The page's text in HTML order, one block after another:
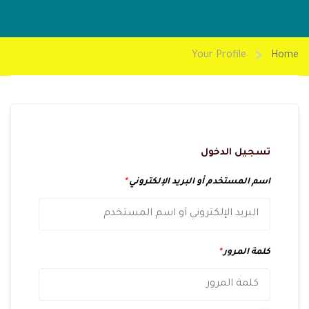
Home
Your Profile
تسجيل الدخول
اسم المستخدم أو البريد الإلكتروني*
كلمة المرور*